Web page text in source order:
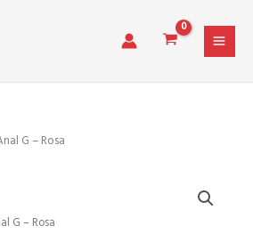
G – Rosa
G – Rosa